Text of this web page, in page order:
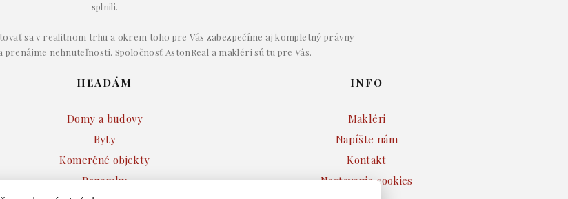
splnili.
sa v realitnom trhu a okrem toho pre Vás zabezpečíme aj kompletný právny
prenájme nehnuteľnosti. Spoločnosť AstonReal a makléri sú tu pre Vás.
HĽADÁM
Domy a budovy
Byty
Komerčné objekty
Pozemky
INFO
Makléri
Napíšte nám
Kontakt
Nastavenie cookies